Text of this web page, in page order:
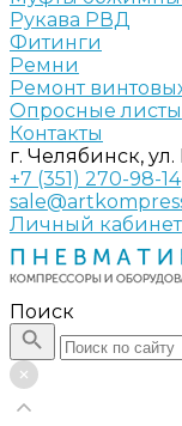
Рукава РВД
Фитинги
Ремни
Ремонт
Опросные листы
Контакты
г. Челябинск,
+7 (351) 270-98-14
Личный кабинет
Поиск